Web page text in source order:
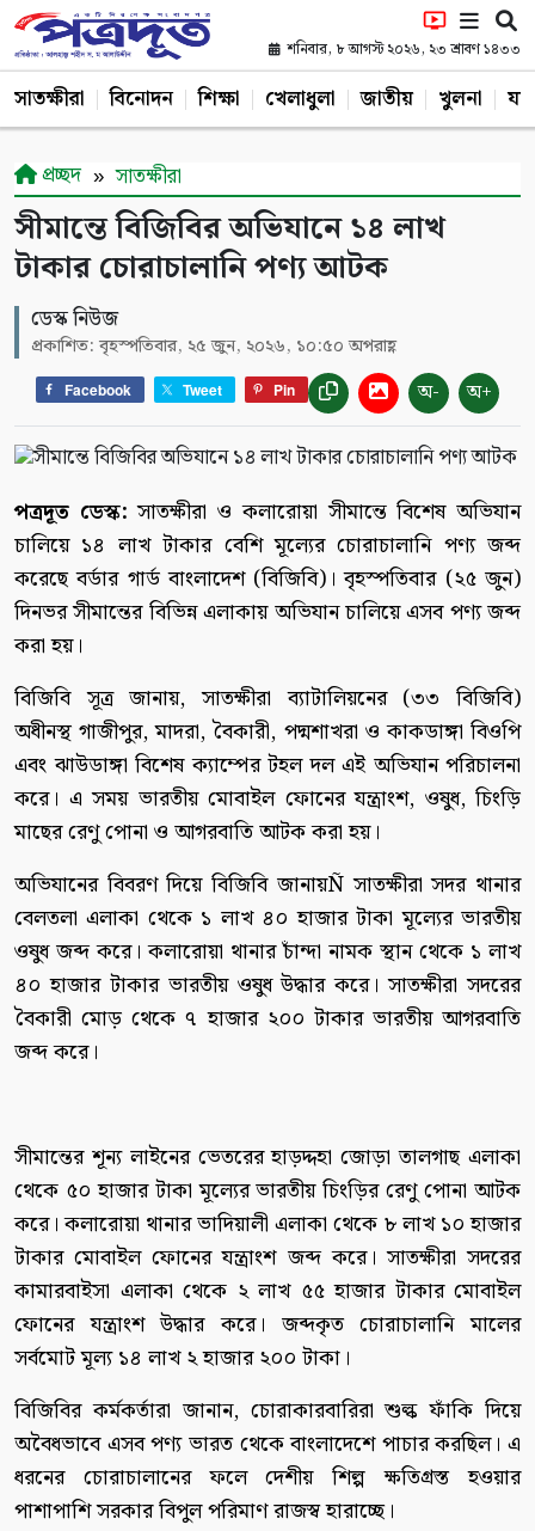
শনিবার, ৮ আগস্ট ২০২৬, ২৩ শ্রাবণ ১৪৩৩
সাতক্ষীরা বিনোদন শিক্ষা খেলাধুলা জাতীয় খুলনা
প্রচ্ছদ সাতক্ষীরা
সীমান্তে বিজিবির অভিযানে ১৪ লাখ
টাকার চোরাচালানি পণ্য আটক
ডেস্ক নিউজ
প্রকাশিত: বৃহস্পতিবার, ২৫ জুন, ২০২৬, ১০:৫০ অপরাহ্ণ
Facebook Tweet Pin অ- অ+
পত্রদূত ডেস্ক: সাতক্ষীরা ও কলারোয়া সীমান্তে বিশেষ অভিযান
চালিয়ে ১৪ লাখ টাকার বেশি মূল্যের চোরাচালানি পণ্য জব্দ
করেছে বর্ডার গার্ড বাংলাদেশ (বিজিবি)। বৃহস্পতিবার (২৫ জুন)
দিনভর সীমান্তের বিভিন্ন এলাকায় অভিযান চালিয়ে এসব পণ্য জব্দ
করা হয়।
বিজিবি সূত্র জানায়, সাতক্ষীরা ব্যাটালিয়নের (৩৩ বিজিবি)
অধীনস্থ গাজীপুর, মাদরা, বৈকারী, পদ্মশাখরা ও কাকডাঙ্গা বিওপি
এবং ঝাউডাঙ্গা বিশেষ ক্যাম্পের টহল দল এই অভিযান পরিচালনা
করে। এ সময় ভারতীয় মোবাইল ফোনের যন্ত্রাংশ, ওষুধ, চিংড়ি
মাছের রেণু পোনা ও আগরবাতি আটক করা হয়।
অভিযানের বিবরণ দিয়ে বিজিবি জানায়Ñ সাতক্ষীরা সদর থানার
বেলতলা এলাকা থেকে ১ লাখ ৪০ হাজার টাকা মূল্যের ভারতীয়
ওষুধ জব্দ করে। কলারোয়া থানার চাঁন্দা নামক স্থান থেকে ১ লাখ
৪০ হাজার টাকার ভারতীয় ওষুধ উদ্ধার করে। সাতক্ষীরা সদরের
বৈকারী মোড় থেকে ৭ হাজার ২০০ টাকার ভারতীয় আগরবাতি
জব্দ করে।
সীমান্তের শূন্য লাইনের ভেতরের হাড়দ্দহা জোড়া তালগাছ এলাকা
থেকে ৫০ হাজার টাকা মূল্যের ভারতীয় চিংড়ির রেণু পোনা আটক
করে। কলারোয়া থানার ভাদিয়ালী এলাকা থেকে ৮ লাখ ১০ হাজার
টাকার মোবাইল ফোনের যন্ত্রাংশ জব্দ করে। সাতক্ষীরা সদরের
কামারবাইসা এলাকা থেকে ২ লাখ ৫৫ হাজার টাকার মোবাইল
ফোনের যন্ত্রাংশ উদ্ধার করে। জব্দকৃত চোরাচালানি মালের
সর্বমোট মূল্য ১৪ লাখ ২ হাজার ২০০ টাকা।
বিজিবির কর্মকর্তারা জানান, চোরাকারবারিরা শুল্ক ফাঁকি দিয়ে
অবৈধভাবে এসব পণ্য ভারত থেকে বাংলাদেশে পাচার করছিল। এ
ধরনের চোরাচালানের ফলে দেশীয় শিল্প ক্ষতিগ্রস্ত হওয়ার
পাশাপাশি সরকার বিপুল পরিমাণ রাজস্ব হারাচ্ছে।